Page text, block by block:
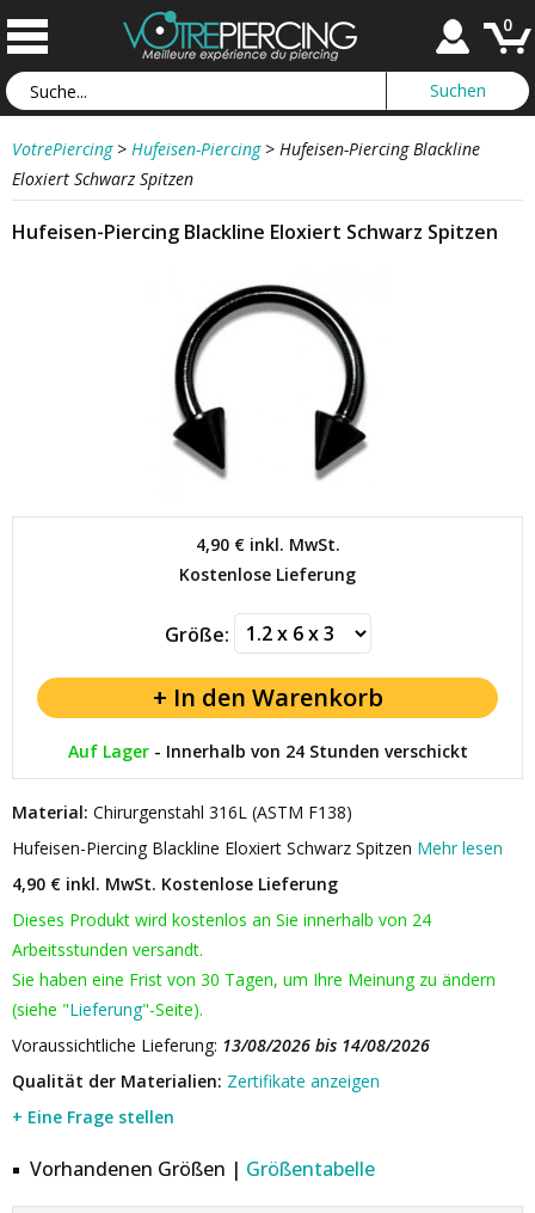
0
VotrePiercing > Hufeisen-Piercing > Hufeisen-Piercing Blackline
Eloxiert Schwarz Spitzen
Hufeisen-Piercing Blackline Eloxiert Schwarz Spitzen
4,90 €inkl. MwSt.
Kostenlose Lieferung
Größe:
Auf Lager- Innerhalb von 24 Stunden verschickt
Material: Chirurgenstahl 316L (ASTM F138)
Hufeisen-Piercing Blackline Eloxiert Schwarz Spitzen Mehr lesen
4,90 € inkl. MwSt. Kostenlose Lieferung
Dieses Produkt wird kostenlos an Sie innerhalb von 24
Arbeitsstunden versandt.
Sie haben eine Frist von 30 Tagen, um Ihre Meinung zu ändern
(siehe "Lieferung"-Seite).
Voraussichtliche Lieferung: 13/08/2026 bis 14/08/2026
Qualität der Materialien: Zertifikate anzeigen
+ Eine Frage stellen
Vorhandenen Größen | Größentabelle